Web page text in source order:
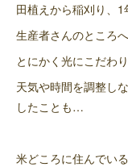
田植えから稲刈り、
生産者さんのところ
とにかく光にこだわ
天気や時間を調整し
したことも…
米どころに住んでい